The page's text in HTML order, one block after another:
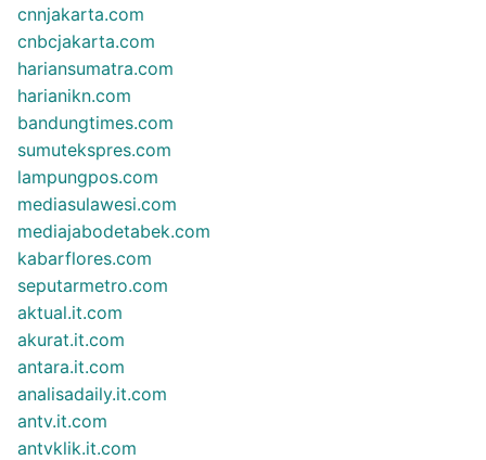
cnnjakarta.com
cnbcjakarta.com
hariansumatra.com
harianikn.com
bandungtimes.com
sumutekspres.com
lampungpos.com
mediasulawesi.com
mediajabodetabek.com
kabarflores.com
seputarmetro.com
aktual.it.com
akurat.it.com
antara.it.com
analisadaily.it.com
antv.it.com
antvklik.it.com